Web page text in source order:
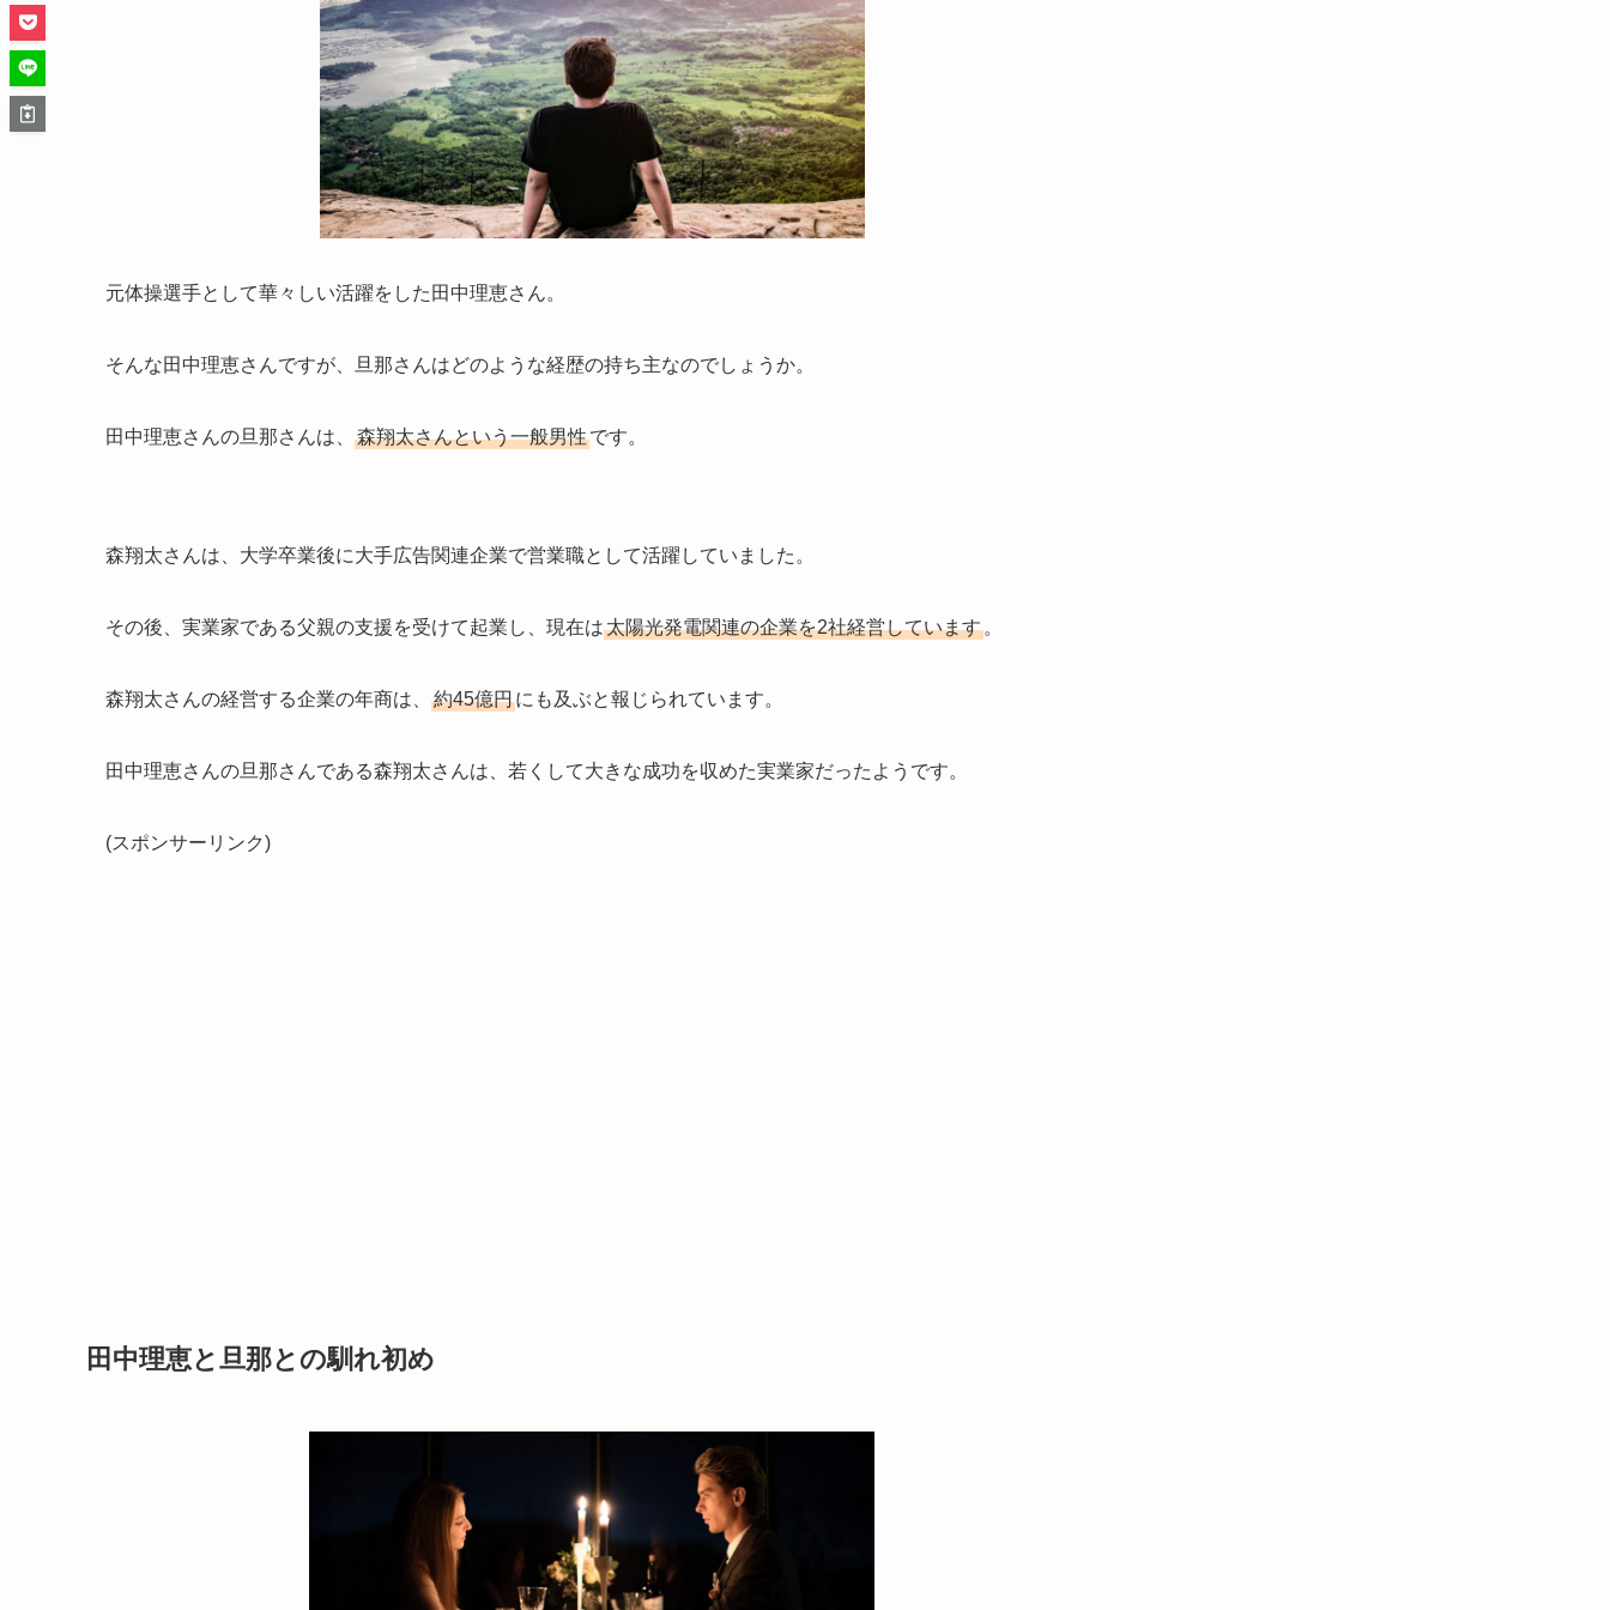
元体操選手として華々しい活躍をした田中理恵さん。
そんな田中理恵さんですが、旦那さんはどのような経歴の持ち主なのでしょうか。
田中理恵さんの旦那さんは、 森翔太さんという一般男性です。
森翔太さんは、大学卒業後に大手広告関連企業で営業職として活躍していました。
その後、実業家である父親の支援を受けて起業し、現在は太陽光発電関連の企業を2社経営しています 。
森翔太さんの経営する企業の年商は、 約45億円にも及ぶと報じられています。
田中理恵さんの旦那さんである森翔太さんは、若くして大きな成功を収めた実業家だったようです。
(スポンサーリンク)
田中理恵と旦那との馴れ初め